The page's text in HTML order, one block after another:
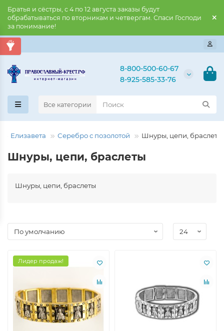
Братья и сёстры, с 4 по 12 августа заказы будут
обрабатываться по вторникам и четвергам. Спаси Господи
за понимание!
8-800-500-60-67
8-925-585-33-76
Все категории
Елизавета Серебро с позолотой Шнуры, цепи, браслеты
Шнуры, цепи, браслеты
Шнуры, цепи, браслеты
Лидер продаж!